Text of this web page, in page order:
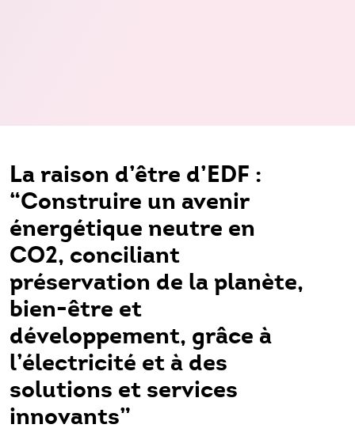
La raison d’être d’EDF :
“Construire un avenir
énergétique neutre en
CO2, conciliant
préservation de la planète,
bien-être et
développement, grâce à
l’électricité et à des
solutions et services
innovants”